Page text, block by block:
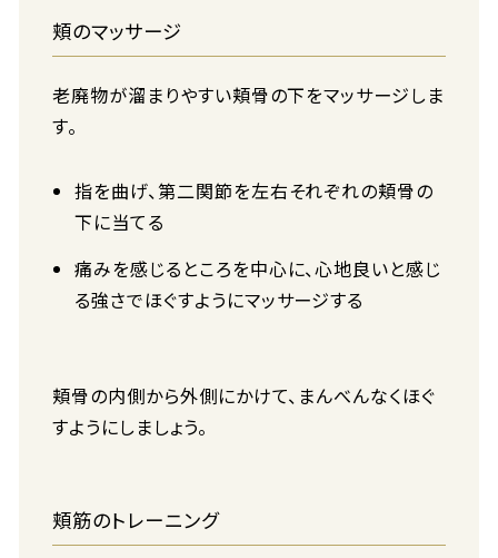
頬のマッサージ
老廃物が溜まりやすい頬骨の下をマッサージしま
す。
指を曲げ、第二関節を左右それぞれの頬骨の
下に当てる
痛みを感じるところを中心に、心地良いと感じ
る強さでほぐすようにマッサージする
頬骨の内側から外側にかけて、まんべんなくほぐ
すようにしましょう。
頬筋のトレーニング